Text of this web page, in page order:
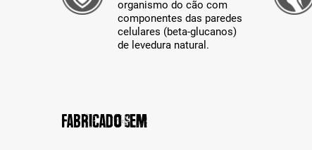
organismo do cão com
componentes das paredes
celulares (beta-glucanos)
de levedura natural.
Fabricado sem